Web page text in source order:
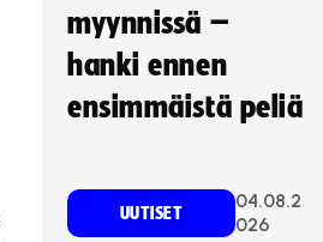
myynnissä –
hanki ennen
ensimmäistä peliä
UUTISET
04.08.2
026